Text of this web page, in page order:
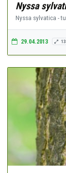
Nyssa
Nyssa sylvatica -
29.04.2013